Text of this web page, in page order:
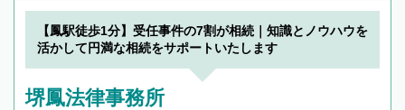
【鳳駅徒歩1分】受任事件の7割が相続｜知識とノウハウを
活かして円満な相続をサポートいたします
堺鳳法律事務所